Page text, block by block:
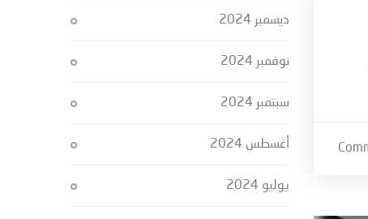
ديسمبر 2024
نوفمبر 2024
سبتمبر 2024
أغسطس 2024
يوليو 2024